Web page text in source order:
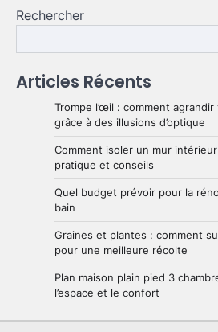
Rechercher
Articles Récents
Trompe l’œil : comment
grâce à des illusions d’optique
Comment isoler un mur
pratique et conseils
Quel budget prévoir pour la
bain
Graines et plantes : comment
pour une meilleure récolte
Plan maison plain pied 3
l’espace et le confort